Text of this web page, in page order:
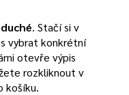
. Stačí si v
vybrat konkrétní
otevře výpis
rozkliknout v
košíku.